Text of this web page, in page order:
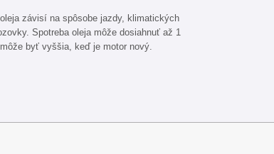
závisí na spôsobe jazdy, klimatických
Spotreba oleja môže dosiahnuť až 1
byť vyššia, keď je motor nový.